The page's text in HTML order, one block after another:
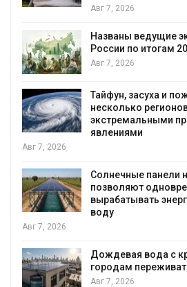
Авг 7, 2026
Названы ведущие
России по итогам
Авг 7, 2026
Тайфун, засуха и
несколько
экстремальными
явлениями
Авг 7, 2026
Солнечные панели
позволяют
вырабатывать
воду
Авг 7, 2026
Дождевая вода с
городам
Авг 7, 2026